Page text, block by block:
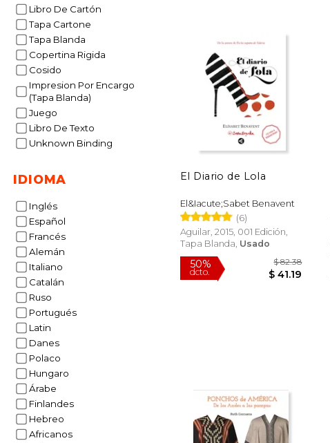
Libro De Cartón
Tapa Cartone
Tapa Blanda
Copertina Rigida
Cosido
Impresion Por Encargo
(Tapa Blanda)
Juego
Libro De Texto
Unknown Binding
IDIOMA
Inglés
Español
Francés
Alemán
Italiano
Catalán
Ruso
Portugués
Latin
Danes
Polaco
Hungaro
Árabe
Finlandes
Hebreo
Africanos
El Diario de Lola
El&Iacute;Sabet Benavent
(6)
Aguilar, 2015, 001 Edición,
Tapa Blanda, Usado